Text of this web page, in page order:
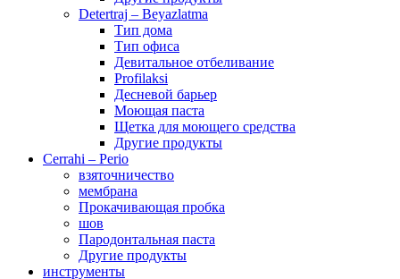
Detertraj – Beyazlatma
Тип дома
Тип офиса
Девитальное отбеливание
Profilaksi
Десневой барьер
Моющая паста
Щетка для моющего средства
Другие продукты
Cerrahi – Perio
взяточничество
мембрана
Прокачивающая пробка
шов
Пародонтальная паста
Другие продукты
инструменты